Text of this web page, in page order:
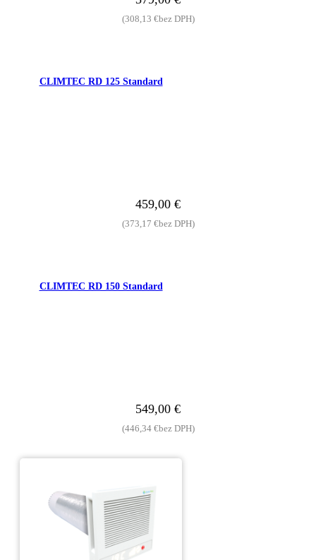
(308,13 €bez DPH)
CLIMTEC RD 125 Standard
459,00 €
(373,17 €bez DPH)
CLIMTEC RD 150 Standard
549,00 €
(446,34 €bez DPH)